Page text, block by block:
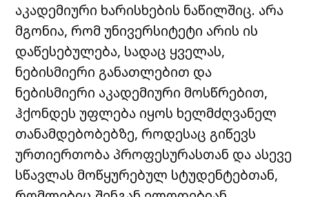
აკადემიური ხარისხების ნაწილშიც. არა
მგონია, რომ უნივერსიტეტი არის ის
დაწესებულება, სადაც ყველას,
ნებისმიერი განათლებით და
ნებისმიერი აკადემიური მოსწრებით,
ჰქონდეს უფლება იყოს ხელმძღვანელ
თანამდებობებზე, როდესაც გიწევს
ურთიერთობა პროფესურასთან და ასევე
სწავლას მოწყურებულ სტუდენტებთან,